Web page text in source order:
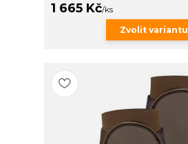
1 665 Kč/ks
Zvolit variantu